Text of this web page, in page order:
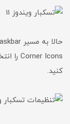
کنید.